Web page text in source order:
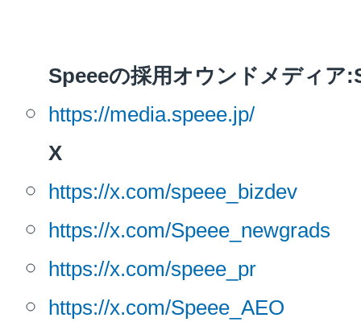
お問い合わせ
EVENT
アクセス
Speeeの採用オウンドメディア
https://media.speee.jp/
X
https://x.com/speee_bizdev
https://x.com/Speee_newgrads
https://x.com/speee_pr
https://x.com/Speee_AEO